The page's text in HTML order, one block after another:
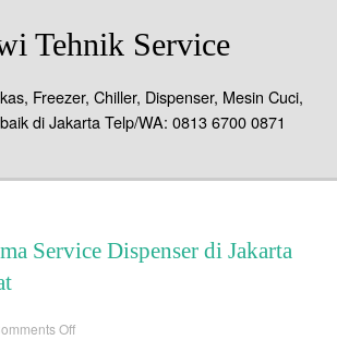
Tehnik Service
Freezer, Chiller, Dispenser, Mesin Cuci,
di Jakarta Telp/WA: 0813 6700 0871
Service Dispenser di Jakarta
Offon